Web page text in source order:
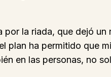
por la riada, que dejó
plan ha permitido que
en las personas, no